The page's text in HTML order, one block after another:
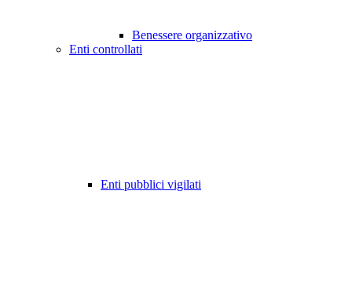
Benessere organizzativo
Enti controllati
Enti pubblici vigilati